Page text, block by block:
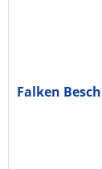
Falken